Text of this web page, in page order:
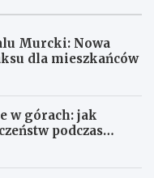
Murcki: Nowa
dla mieszkańców
w górach: jak
podczas